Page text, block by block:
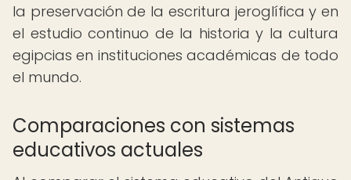
la preservación de la escritura jeroglífica y en
el estudio continuo de la historia y la cultura
egipcias en instituciones académicas de todo
el mundo.
Comparaciones con sistemas
educativos actuales